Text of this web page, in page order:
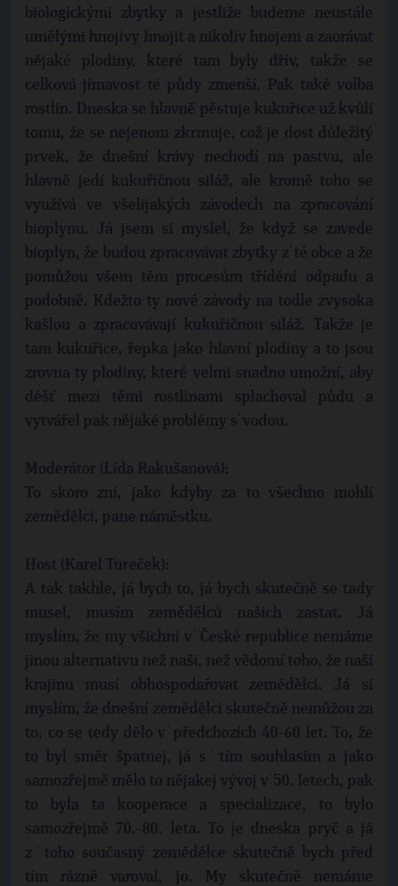
biologickými zbytky a jestliže budeme neustále
umělými hnojivy hnojit a nikoliv hnojem a zaorávat
nějaké plodiny, které tam byly dřív, takže se
celková jímavost té půdy zmenší. Pak také volba
rostlin. Dneska se hlavně pěstuje kukuřice už kvůli
tomu, že se nejenom zkrmuje, což je dost důležitý
prvek, že dnešní krávy nechodí na pastvu, ale
hlavně jedí kukuřičnou siláž, ale kromě toho se
využívá ve všelijakých závodech na zpracování
bioplynu. Já jsem si myslel, že když se zavede
bioplyn, že budou zpracovávat zbytky z˙té obce a že
pomůžou všem těm procesům třídění odpadu a
podobně. Kdežto ty nové závody na todle zvysoka
kašlou a zpracovávají kukuřičnou siláž. Takže je
tam kukuřice, řepka jako hlavní plodiny a to jsou
zrovna ty plodiny, které velmi snadno umožní, aby
déšť mezi těmi rostlinami splachoval půdu a
vytvářel pak nějaké problémy s˙vodou.
Moderátor (Lída Rakušanová):
To skoro zní, jako kdyby za to všechno mohli
zemědělci, pane náměstku.
Host (Karel Tureček):
A tak takhle, já bych to, já bych skutečně se tady
musel, musím zemědělců našich zastat. Já
myslím, že my všichni v˙České republice nemáme
jinou alternativu než naši, než vědomí toho, že naši
krajinu musí obhospodařovat zemědělci. Já si
myslím, že dnešní zemědělci skutečně nemůžou za
to, co se tedy dělo v˙předchozích 40-60 let. To, že
to byl směr špatnej, já s˙tím souhlasím a jako
samozřejmě mělo to nějakej vývoj v˙50. letech, pak
to byla ta kooperace a specializace, to bylo
samozřejmě 70.-80. leta. To je dneska pryč a já
z˙toho současný zemědělce skutečně bych před
tím rázně varoval, jo. My skutečně nemáme